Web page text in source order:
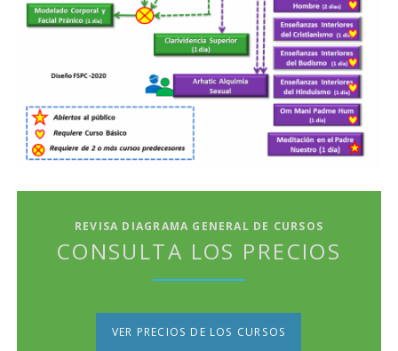
REVISA DIAGRAMA GENERAL DE CURSOS
CONSULTA LOS PRECIOS
VER PRECIOS DE LOS CURSOS